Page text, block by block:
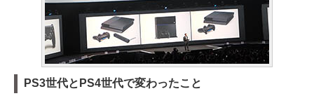
PS3世代とPS4世代で変わったこと